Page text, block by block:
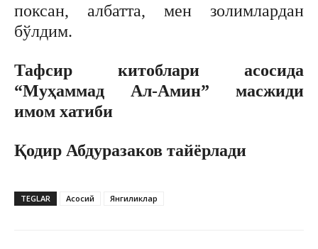
поксан, албатта, мен золимлардан
бўлдим.
Тафсир китоблари асосида
“Муҳаммад Ал-Амин” масжиди
имом хатиби
Қодир Абдуразаков тайёрлади
TEGLAR Асосий Янгиликлар